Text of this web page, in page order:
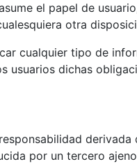
el papel de
otra
cualquier tipo de
usuarios dichas
por un tercero